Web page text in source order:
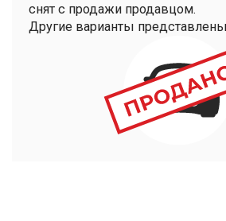
снят с продажи продавцом.
Другие варианты